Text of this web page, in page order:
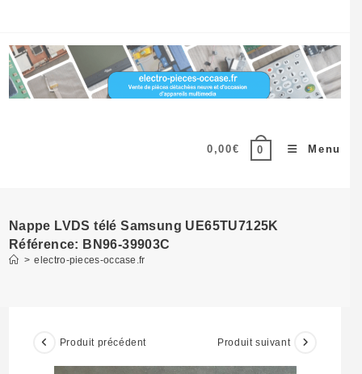
content
0,00€ 0 Menu
Nappe LVDS télé Samsung UE65TU7125K
Référence: BN96-39903C
> electro-pieces-occase.fr
Produit précédent Produit suivant